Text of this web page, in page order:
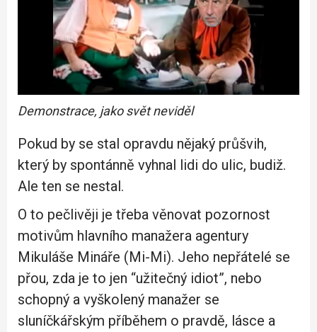
Demonstrace, jako svět neviděl
Pokud by se stal opravdu nějaký průšvih,
který by spontánně vyhnal lidi do ulic, budiž.
Ale ten se nestal.
O to pečlivěji je třeba věnovat pozornost
motivům hlavního manažera agentury
Mikuláše Mináře (Mi-Mi). Jeho nepřátelé se
přou, zda je to jen “užitečný idiot”, nebo
schopný a vyškolený manažer se
sluníčkářským příběhem o pravdě, lásce a